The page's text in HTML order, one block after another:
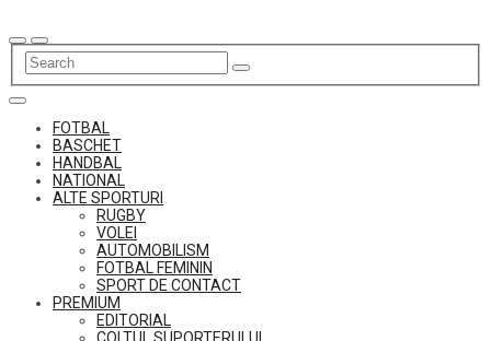
to
content
FOTBAL
BASCHET
HANDBAL
NATIONAL
ALTE SPORTURI
RUGBY
VOLEI
AUTOMOBILISM
FOTBAL FEMININ
SPORT DE CONTACT
PREMIUM
EDITORIAL
COLTUL SUPORTERULUI